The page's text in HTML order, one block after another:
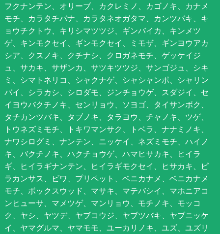
フクナンテン、オリーブ、カクレミノ、カゴノキ、カナメ
モチ、カラタチバナ、カラタネオガタマ、カンツバキ、キ
ョウチクトウ、キリシマツツジ、ギンバイカ、キンメツ
ゲ、キンモクセイ、ギンモクセイ、ミモザ、ギンヨウアカ
シア、クスノキ、クチナシ、クロガネモチ、ゲッケイジ
ュ、サカキ、サザンカ、サツキツツジ、サンゴジュ、シキ
ミ、シマトネリコ、シャクナゲ、シャシャンポ、シャリン
バイ、シラカシ、シロダモ、ジンチョウゲ、スダジイ、セ
イヨウバクチノキ、センリョウ、ソヨゴ、タイサンボク、
タチカンツバキ、タブノキ、タラヨウ、チャノキ、ツゲ、
トウネズミモチ、トキワマンサク、トベラ、ナナミノキ、
ナワシログミ、ナンテン、ニッケイ、ネズミモチ、ハイノ
キ、バクチノキ、ハクチョウゲ、ハマヒサカキ、ヒイラ
ギ、ヒイラギナンテン、ヒイラギモクセイ、ヒサカキ、ピ
ラカンサス、ビワ、プリペット、ベニカナメ、ベニカナメ
モチ、ボックスウッド、マサキ、マテバシイ、マホニアコ
ンヒューサ、マメツゲ、マンリョウ、モチノキ、モッコ
ク、ヤシ、ヤツデ、ヤブコウジ、ヤブツバキ、ヤブニッケ
イ、ヤマグルマ、ヤマモモ、ユーカリノキ、ユズ、ユズリ